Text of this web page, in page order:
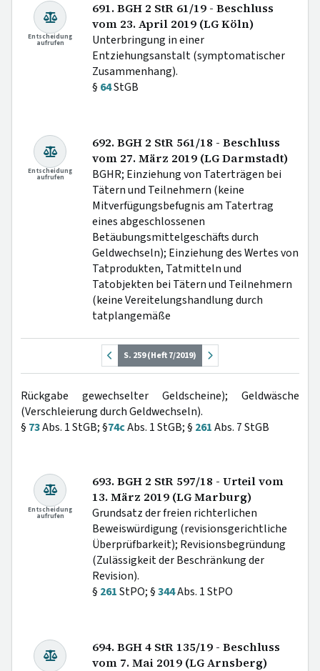
Entscheidung
aufrufen
691. BGH 2 StR 61/19 - Beschluss
vom 23. April 2019 (LG Köln)
Unterbringung in einer
Entziehungsanstalt (symptomatischer
Zusammenhang).
§ 64StGB
Entscheidung
aufrufen
692. BGH 2 StR 561/18 - Beschluss
vom 27. März 2019 (LG Darmstadt)
BGHR; Einziehung von Taterträgen bei
Tätern und Teilnehmern (keine
Mitverfügungsbefugnis am Tatertrag
eines abgeschlossenen
Betäubungsmittelgeschäfts durch
Geldwechseln); Einziehung des Wertes von
Tatprodukten, Tatmitteln und
Tatobjekten bei Tätern und Teilnehmern
(keine Vereitelungshandlung durch
tatplangemäße
S. 259 (Heft 7/2019)
Rückgabe gewechselter Geldscheine); Geldwäsche
(Verschleierung durch Geldwechseln).
§ 73Abs. 1 StGB; §74cAbs. 1 StGB; § 261Abs. 7 StGB
Entscheidung
aufrufen
693. BGH 2 StR 597/18 - Urteil vom
13. März 2019 (LG Marburg)
Grundsatz der freien richterlichen
Beweiswürdigung (revisionsgerichtliche
Überprüfbarkeit); Revisionsbegründung
(Zulässigkeit der Beschränkung der
Revision).
§ 261StPO; §344Abs. 1 StPO
694. BGH 4 StR 135/19 - Beschluss
vom 7. Mai 2019 (LG Arnsberg)